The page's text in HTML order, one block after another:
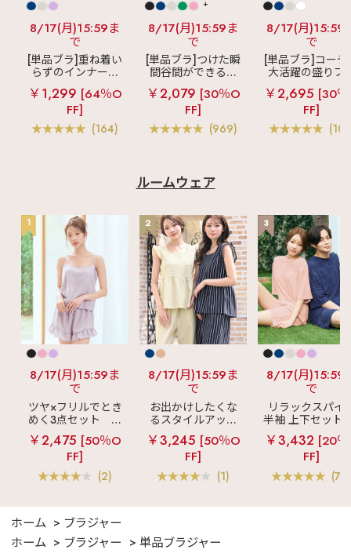
8/17(月)15:59ま
で
[単品ブラ]重ね着い
らずのインナーブ
ラ
リッチバスト
ブラトップ (ワイヤ
ー入り)
￥1,299 [64％O
FF]
(164)
+
8/17(月)15:59ま
で
[単品ブラ]つけた瞬
間谷間ができるシ
ームレスブラ
超
盛ブラ(R) シームレ
ス 単品ブラジャー
￥2,079 [30％O
FF]
(969)
8/17(月)15:59
で
[単品ブラ]コーデ
大活躍の盛りブ
ショートレン
ス ブラトップ 超
ブラ(R) 単品ブ
ャー
￥2,695 [30
FF]
ルームウェア
1
8/17(月)15:59ま
で
ツヤ×フリルでとき
めく3点セット
シ
ルキー ショートパ
ンツ 3点セット
￥2,475 [50％O
FF]
(2)
2
8/17(月)15:59ま
で
お出かけしたくな
るスタイルアップ
見え
ストライプ
フリル ロングパン
ツ 綿混 上下セット
￥3,245 [50％O
FF]
(1)
3
8/17(月)15:59
で
リラックスパイ
半袖 上下セット
女兼用サイズ)
￥3,432 [20
FF]
ホーム
ブラジャー
ホーム
ブラジャー
単品ブラジャー